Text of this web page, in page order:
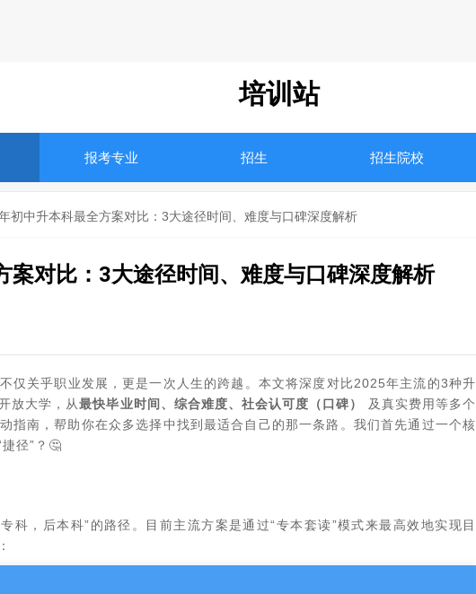
培训站
报考专业 招生 招生院校
初中升本科最全方案对比：3大途径时间、难度与口碑深度解析
案对比：3大途径时间、难度与口碑深度解析
仅关乎职业发展，更是一次人生的跨越。本文将深度对比2025年主流的3种升
放大学，从‌最快毕业时间、综合难度、社会认可度（口碑）
‌ 及真实费用等多个
指南，帮助你在众多选择中找到最适合自己的那一条路。我们首先通过一个核
径”？🤔
科，后本科”的路径。目前主流方案是通过“专本套读”模式来最高效地实现目